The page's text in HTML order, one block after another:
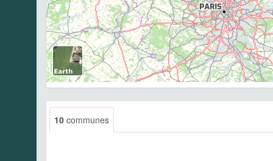
10 communes